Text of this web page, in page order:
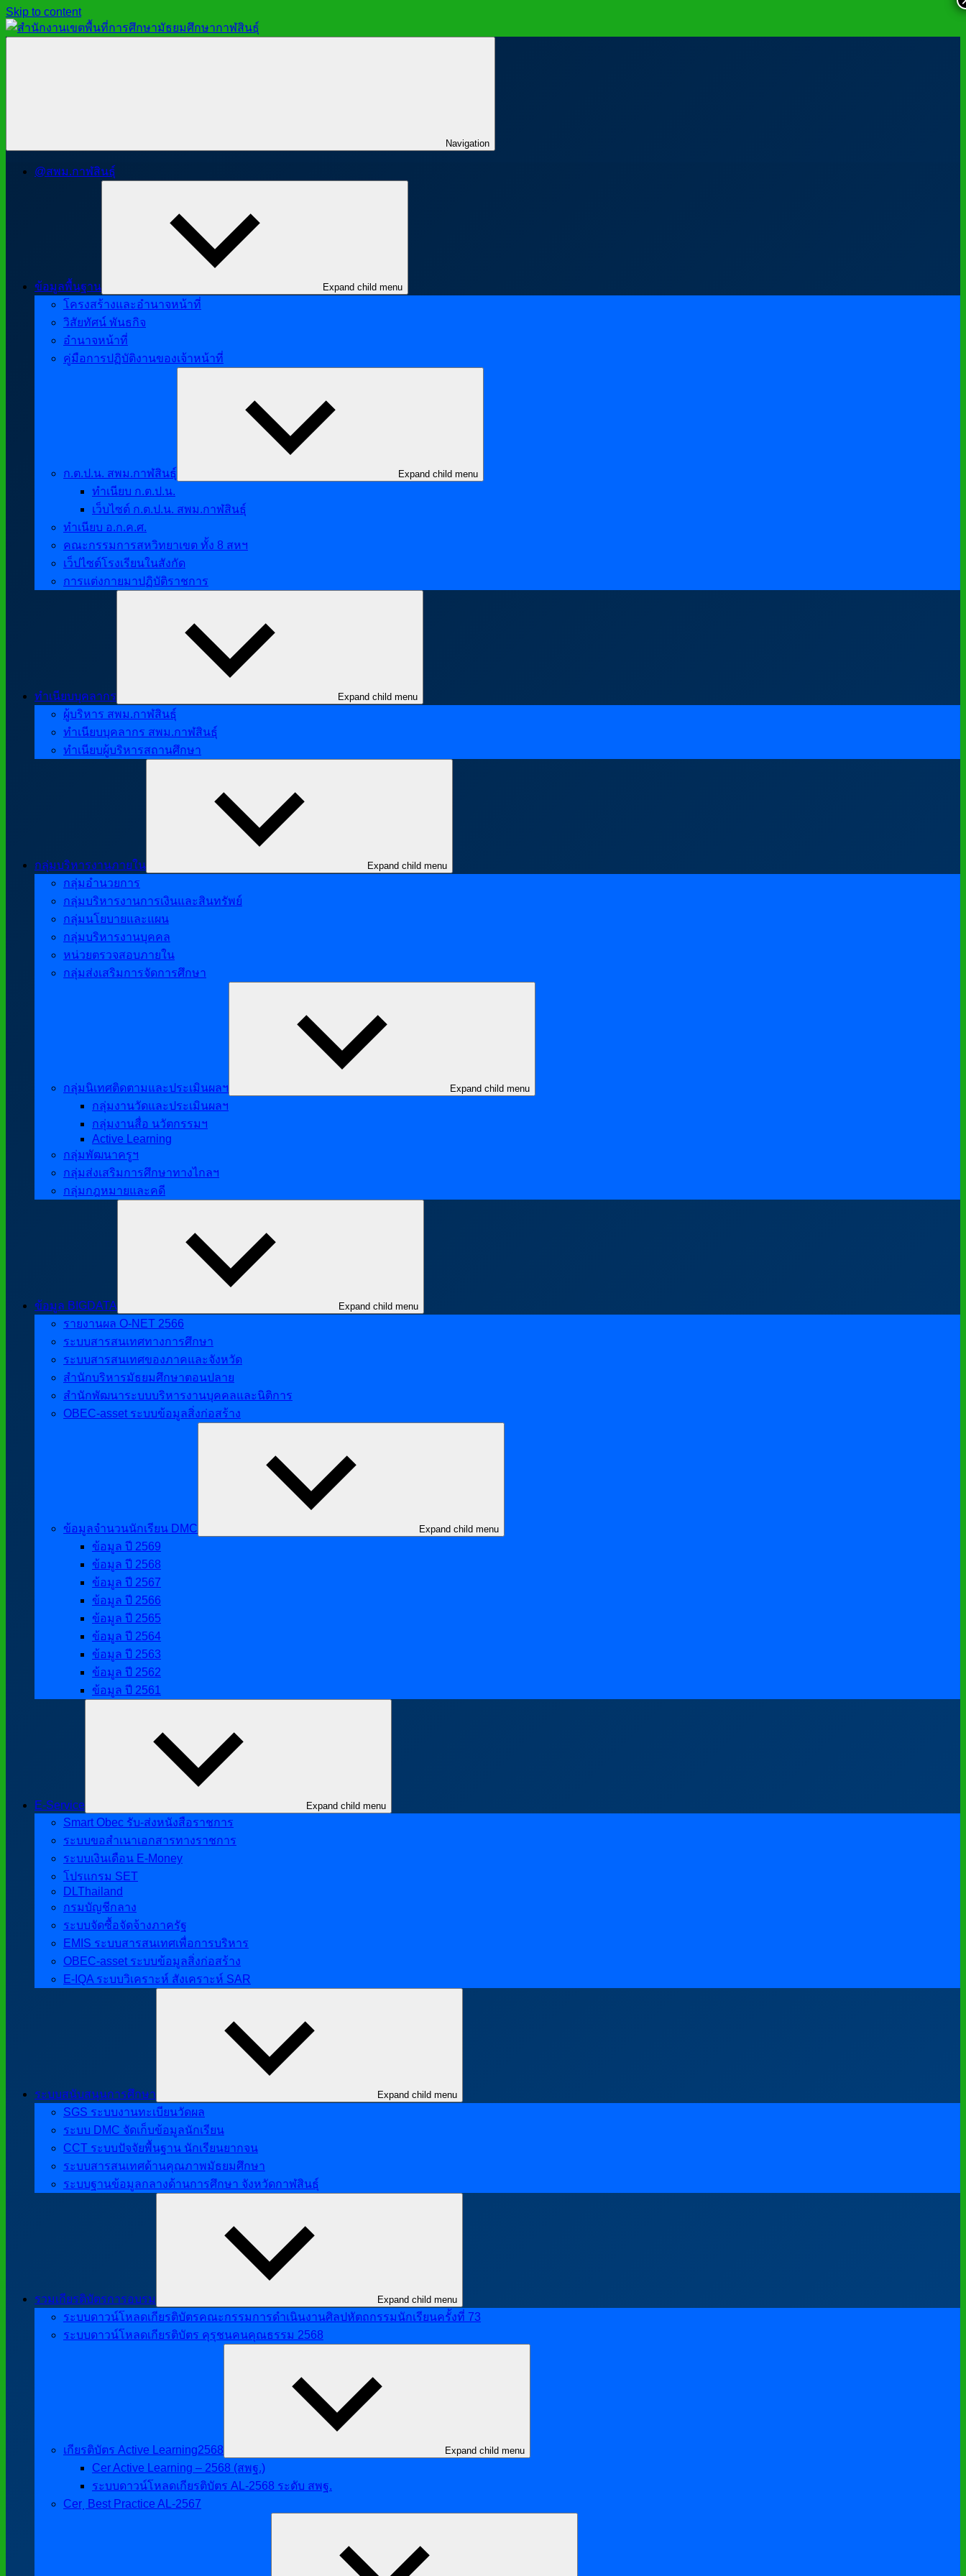
Skip to content
มัธยมศึกษา
กาฬสินธุ์
ศึกษา
มัธยมศึกษา
Navigation
@สพม.กาฬสินธุ์
ข้อมูลพื้นฐาน Expand child menu
โครงสร้างและอำนาจหน้าที่
วิสัยทัศน์ พันธกิจ
อำนาจหน้าที่
คู่มือการปฏิบัติงานของเจ้าหน้าที่
ก.ต.ป.น. สพม.กาฬสินธุ์ Expand child menu
ทำเนียบ ก.ต.ป.น.
เว็บไซต์ ก.ต.ป.น. สพม.กาฬสินธุ์
ทำเนียบ อ.ก.ค.ศ.
คณะกรรมการสหวิทยาเขต ทั้ง 8 สหฯ
เว็ปไซต์โรงเรียนในสังกัด
การแต่งกายมาปฏิบัติราชการ
ทำเนียบบุคลากร Expand child menu
ผู้บริหาร สพม.กาฬสินธุ์
ทำเนียบบุคลากร สพม.กาฬสินธุ์
ทำเนียบผู้บริหารสถานศึกษา
กลุ่มบริหารงานภายใน Expand child menu
กลุ่มอำนวยการ
กลุ่มบริหารงานการเงินและสินทรัพย์
กลุ่มนโยบายและแผน
กลุ่มบริหารงานบุคคล
หน่วยตรวจสอบภายใน
กลุ่มส่งเสริมการจัดการศึกษา
กลุ่มนิเทศติดตามและประเมินผลฯ Expand child menu
กลุ่มงานวัดและประเมินผลฯ
กลุ่มงานสื่อ นวัตกรรมฯ
Active Learning
กลุ่มพัฒนาครูฯ
กลุ่มส่งเสริมการศึกษาทางไกลฯ
กลุ่มกฎหมายและคดี
ข้อมูล BIGDATA Expand child menu
รายงานผล O-NET 2566
ระบบสารสนเทศทางการศึกษา
ระบบสารสนเทศของภาคและจังหวัด
สำนักบริหารมัธยมศึกษาตอนปลาย
สำนักพัฒนาระบบบริหารงานบุคคลและนิติการ
OBEC-asset ระบบข้อมูลสิ่งก่อสร้าง
ข้อมูลจำนวนนักเรียน DMC Expand child menu
ข้อมูล ปี 2569
ข้อมูล ปี 2568
ข้อมูล ปี 2567
ข้อมูล ปี 2566
ข้อมูล ปี 2565
ข้อมูล ปี 2564
ข้อมูล ปี 2563
ข้อมูล ปี 2562
ข้อมูล ปี 2561
E-Service Expand child menu
Smart Obec รับ-ส่งหนังสือราชการ
ระบบขอสำเนาเอกสารทางราชการ
ระบบเงินเดือน E-Money
โปรแกรม SET
DLThailand
กรมบัญชีกลาง
ระบบจัดซื้อจัดจ้างภาครัฐ
EMIS ระบบสารสนเทศเพื่อการบริหาร
OBEC-asset ระบบข้อมูลสิ่งก่อสร้าง
E-IQA ระบบวิเคราะห์ สังเคราะห์ SAR
ระบบสนับสนุนการศึกษา Expand child menu
SGS ระบบงานทะเบียนวัดผล
ระบบ DMC จัดเก็บข้อมูลนักเรียน
CCT ระบบปัจจัยพื้นฐาน นักเรียนยากจน
ระบบสารสนเทศด้านคุณภาพมัธยมศึกษา
ระบบฐานข้อมูลกลางด้านการศึกษา จังหวัดกาฬสินธุ์
รวมเกียรติบัตรการอบรม Expand child menu
ระบบดาวน์โหลดเกียรติบัตรคณะกรรมการดำเนินงานศิลปหัตถกรรมนักเรียนครั้งที่ 73
ระบบดาวน์โหลดเกียรติบัตร คุรุชนคนคุณธรรม 2568
เกียรติบัตร Active Learning2568 Expand child menu
Cer Active Learning – 2568 (สพฐ.)
ระบบดาวน์โหลดเกียรติบัตร AL-2568 ระดับ สพฐ.
Cer ฺ Best Practice AL-2567